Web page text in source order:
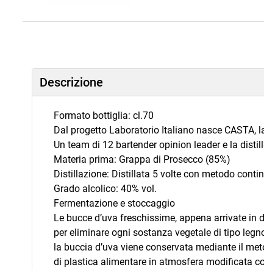
Descrizione
Formato bottiglia: cl.70
Dal progetto Laboratorio Italiano nasce CASTA,
Un team di 12 bartender opinion leader e la
Materia prima: Grappa di Prosecco (85%)
Distillazione: Distillata 5 volte con metodo
Grado alcolico: 40% vol.
Fermentazione e stoccaggio
Le bucce d’uva freschissime, appena arrivate
per eliminare ogni sostanza vegetale di tipo
la buccia d’uva viene conservata mediante il
di plastica alimentare in atmosfera modificata